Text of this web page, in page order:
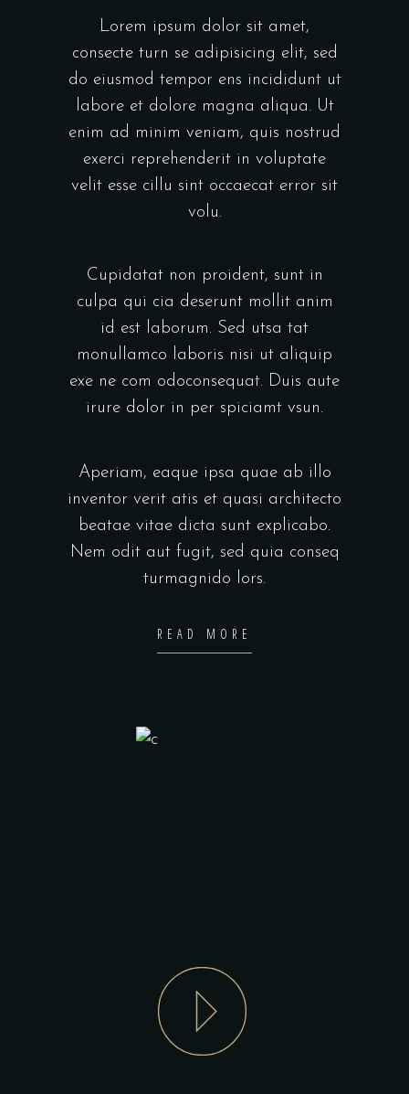
Lorem ipsum dolor sit amet,
consecte turn se adipisicing elit, sed
do eiusmod tempor ens incididunt ut
labore et dolore magna aliqua. Ut
enim ad minim veniam, quis nostrud
exerci reprehenderit in voluptate
velit esse cillu sint occaecat error sit
volu.
Cupidatat non proident, sunt in
culpa qui cia deserunt mollit anim
id est laborum. Sed utsa tat
monullamco laboris nisi ut aliquip
exe ne com odoconsequat. Duis aute
irure dolor in per spiciamt vsun.
Aperiam, eaque ipsa quae ab illo
inventor verit atis et quasi architecto
beatae vitae dicta sunt explicabo.
Nem odit aut fugit, sed quia conseq
turmagnido lors.
READ MORE